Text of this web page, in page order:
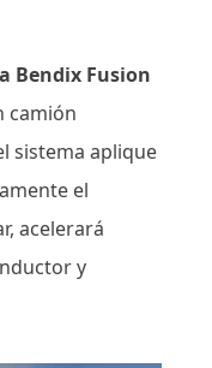
Bendix Fusion
camión
sistema aplique
el
acelerará
y